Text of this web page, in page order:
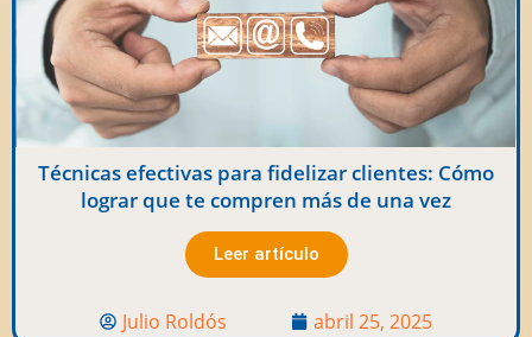
Técnicas efectivas para fidelizar clientes: Cómo
lograr que te compren más de una vez
Leer artículo
Julio Roldós abril 25, 2025